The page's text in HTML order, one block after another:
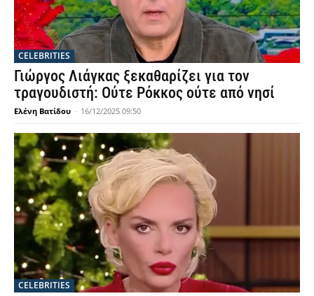
CELEBRITIES
Γιώργος Λιάγκας ξεκαθαρίζει για τον
τραγουδιστή: Ούτε Ρόκκος ούτε από νησί
Ελένη Βατίδου - 16/12/2025 09:50
CELEBRITIES